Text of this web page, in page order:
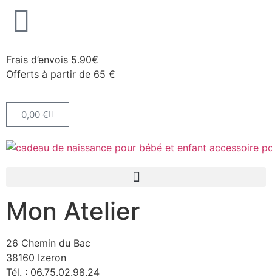
Frais d’envois 5.90€
Offerts à partir de 65 €
0,00 €
Mon Atelier
26 Chemin du Bac
38160 Izeron
Tél. : 06.75.02.98.24